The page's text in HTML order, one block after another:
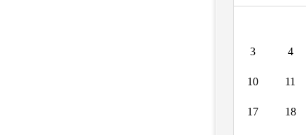
3 4
10 11
17 18